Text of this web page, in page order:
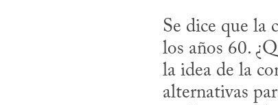
Se dice que la
los años 60.
la idea de la
alternativas